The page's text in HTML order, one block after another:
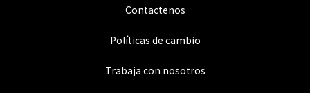
Contactenos
Políticas de cambio
Trabaja con nosotros